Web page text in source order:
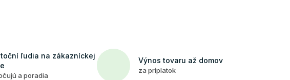
ľudia na zákazníckej
a poradia
Výnos tovaru až domov
za príplatok